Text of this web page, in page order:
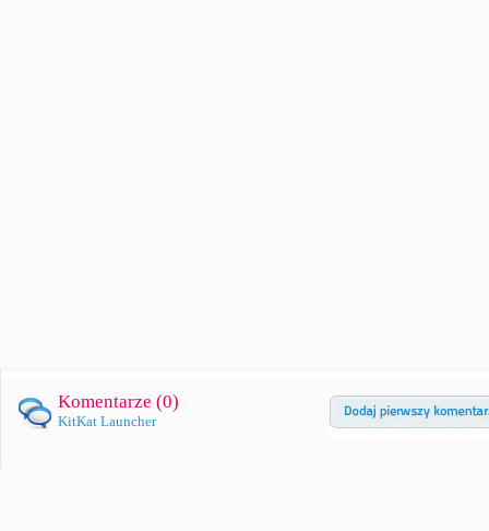
Komentarze (0)
KitKat Launcher